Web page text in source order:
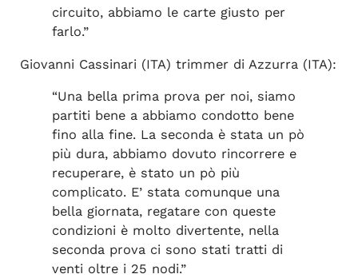
circuito, abbiamo le carte giusto per
farlo.”
Giovanni Cassinari (ITA) trimmer di Azzurra (ITA):
“Una bella prima prova per noi, siamo
partiti bene a abbiamo condotto bene
fino alla fine. La seconda è stata un pò
più dura, abbiamo dovuto rincorrere e
recuperare, è stato un pò più
complicato. E’ stata comunque una
bella giornata, regatare con queste
condizioni è molto divertente, nella
seconda prova ci sono stati tratti di
venti oltre i 25 nodi.”